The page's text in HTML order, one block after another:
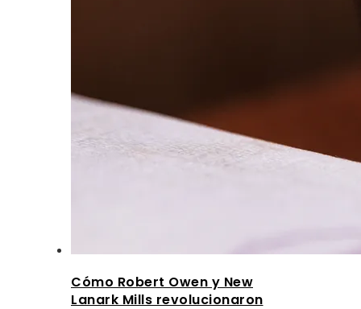
Cómo Robert Owen y New
Lanark Mills revolucionaron